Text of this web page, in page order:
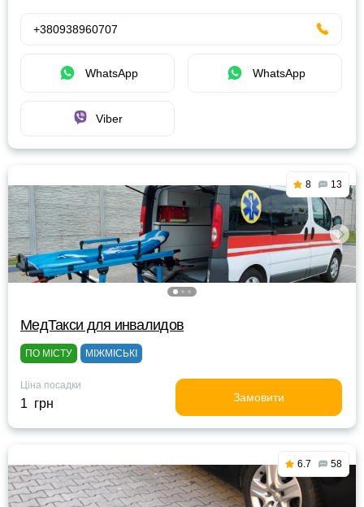
+380938960707
WhatsApp WhatsApp
Viber
8 13
МедТакси для инвалидов
ПО МІСТУ МІЖМІСЬКІ
Ціна посадки
1 грн Замовити
6.7 58